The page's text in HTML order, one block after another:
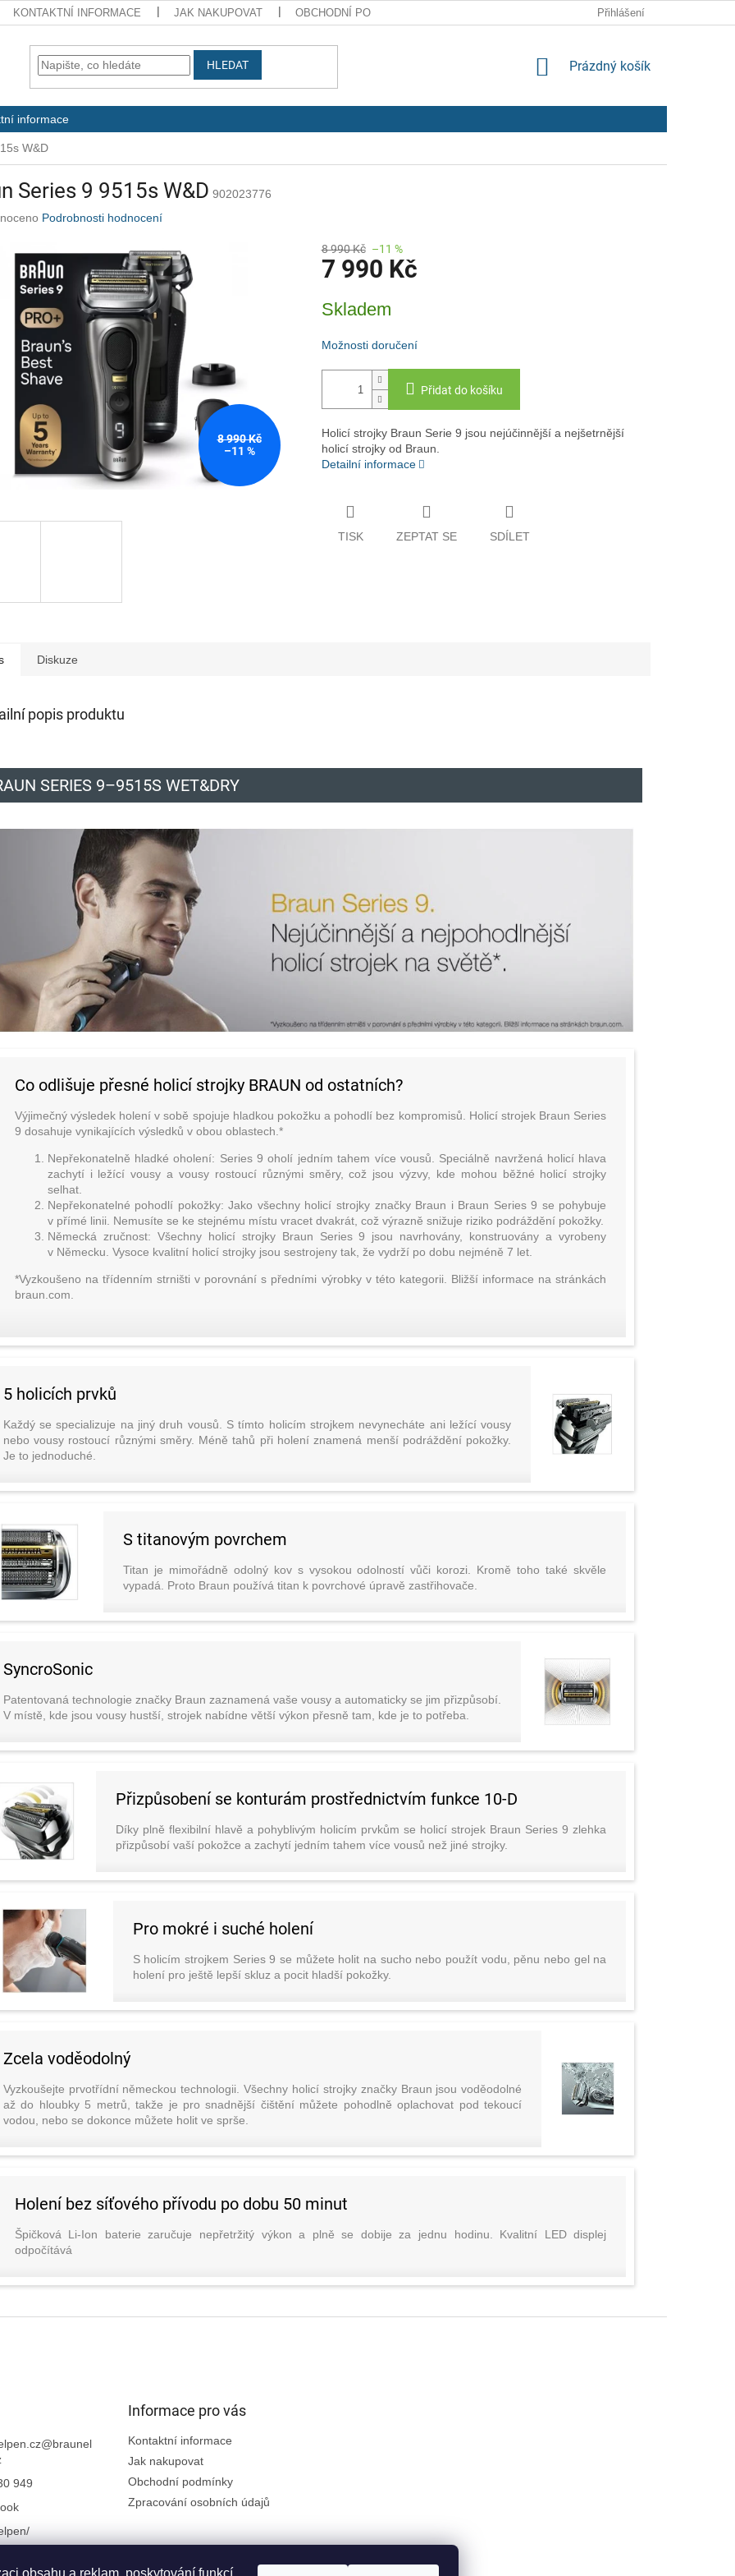
obsahu a reklam, poskytování funkcí
KONTAKTNÍ INFORMACE JAK NAKUPOVAT OBCHODNÍ PODMÍNKY ZPRACOVÁNÍ OSOBNÍCH ÚDAJŮPřihlášení
HLEDAT
NÁKUPNÍ
Prázdný košík
informace
W&D
Series 9 9515s W&D 902023776
Podrobnosti hodnocení
8 990 Kč
–11 %
8 990 Kč –11 %
7 990 Kč
cena:
Skladem
Možnosti doručení
Přidat do košíku
Holicí strojky Braun Serie 9 jsou nejúčinnější a nejšetrnější
holicí strojky od Braun.
Detailní informace
TISK ZEPTAT SE SDÍLET
Diskuze
popis produktu
SERIES 9–9515S WET&DRY
Co odlišuje přesné holicí strojky BRAUN od ostatních?
Výjimečný výsledek holení v sobě spojuje hladkou pokožku a pohodlí bez kompromisů. Holicí strojek Braun Series
9 dosahuje vynikajících výsledků v obou oblastech.*
Nepřekonatelně hladké oholení: Series 9 oholí jedním tahem více vousů. Speciálně navržená holicí hlava
zachytí i ležící vousy a vousy rostoucí různými směry, což jsou výzvy, kde mohou běžné holicí strojky
selhat.
Nepřekonatelné pohodlí pokožky: Jako všechny holicí strojky značky Braun i Braun Series 9 se pohybuje
v přímé linii. Nemusíte se ke stejnému místu vracet dvakrát, což výrazně snižuje riziko podráždění pokožky.
Německá zručnost: Všechny holicí strojky Braun Series 9 jsou navrhovány, konstruovány a vyrobeny
v Německu. Vysoce kvalitní holicí strojky jsou sestrojeny tak, že vydrží po dobu nejméně 7 let.
*Vyzkoušeno na třídenním strništi v porovnání s předními výrobky v této kategorii. Bližší informace na stránkách
braun.com.
5 holicích prvků
Každý se specializuje na jiný druh vousů. S tímto holicím strojkem nevynecháte ani ležící vousy
nebo vousy rostoucí různými směry. Méně tahů při holení znamená menší podráždění pokožky.
Je to jednoduché.
S titanovým povrchem
Titan je mimořádně odolný kov s vysokou odolností vůči korozi. Kromě toho také skvěle
vypadá. Proto Braun používá titan k povrchové úpravě zastřihovače.
SyncroSonic
Patentovaná technologie značky Braun zaznamená vaše vousy a automaticky se jim přizpůsobí.
V místě, kde jsou vousy hustší, strojek nabídne větší výkon přesně tam, kde je to potřeba.
Přizpůsobení se konturám prostřednictvím funkce 10-D
Díky plně flexibilní hlavě a pohyblivým holicím prvkům se holicí strojek Braun Series 9 zlehka
přizpůsobí vaší pokožce a zachytí jedním tahem více vousů než jiné strojky.
Pro mokré i suché holení
S holicím strojkem Series 9 se můžete holit na sucho nebo použít vodu, pěnu nebo gel na
holení pro ještě lepší skluz a pocit hladší pokožky.
Zcela voděodolný
Vyzkoušejte prvotřídní německou technologii. Všechny holicí strojky značky Braun jsou voděodolné
až do hloubky 5 metrů, takže je pro snadnější čištění můžete pohodlně oplachovat pod tekoucí
vodou, nebo se dokonce můžete holit ve sprše.
Holení bez síťového přívodu po dobu 50 minut
Špičková Li-Ion baterie zaručuje nepřetržitý výkon a plně se dobije za jednu hodinu. Kvalitní LED displej
odpočítává
@braunel
949
Informace pro vás
Kontaktní informace
Jak nakupovat
Obchodní podmínky
Zpracování osobních údajů